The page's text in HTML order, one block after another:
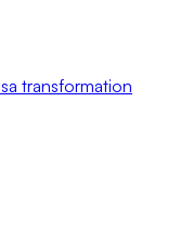
transformation